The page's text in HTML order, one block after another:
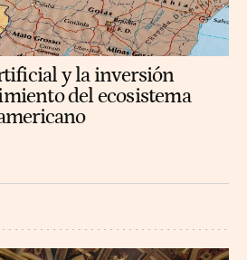
y la inversión
del ecosistema